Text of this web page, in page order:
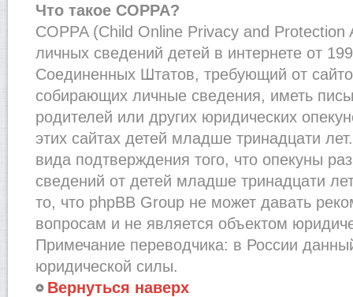
Что такое COPPA?
COPPA (Child Online Privacy and Protection
личных сведений детей в интернете от
Соединенных Штатов, требующий от
собирающих личные сведения, иметь
родителей или других юридических
этих сайтах детей младше тринадцати
вида подтверждения того, что опекуны
сведений от детей младше тринадцати
то, что phpBB Group не может давать
вопросам и не является объектом
Примечание переводчика: в России
юридической силы.
Вернуться наверх